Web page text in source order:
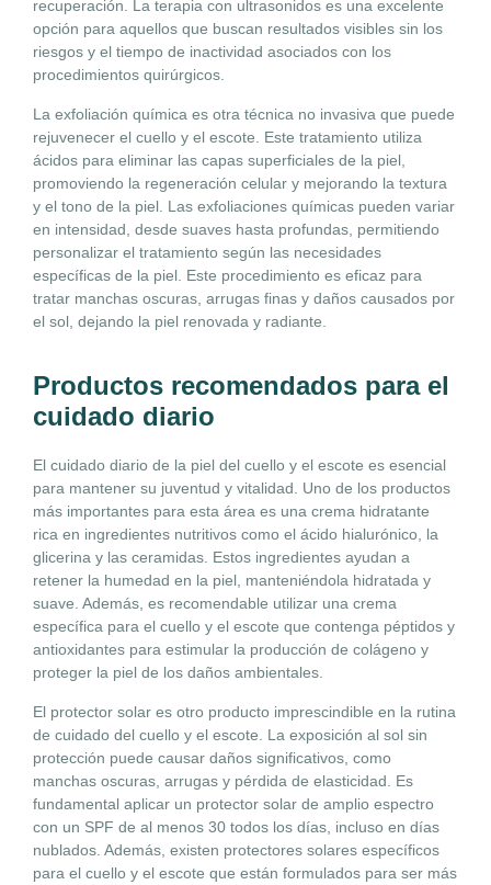
recuperación. La terapia con ultrasonidos es una excelente
opción para aquellos que buscan resultados visibles sin los
riesgos y el tiempo de inactividad asociados con los
procedimientos quirúrgicos.
La exfoliación química es otra técnica no invasiva que puede
rejuvenecer el cuello y el escote. Este tratamiento utiliza
ácidos para eliminar las capas superficiales de la piel,
promoviendo la regeneración celular y mejorando la textura
y el tono de la piel. Las exfoliaciones químicas pueden variar
en intensidad, desde suaves hasta profundas, permitiendo
personalizar el tratamiento según las necesidades
específicas de la piel. Este procedimiento es eficaz para
tratar manchas oscuras, arrugas finas y daños causados por
el sol, dejando la piel renovada y radiante.
Productos recomendados para el
cuidado diario
El cuidado diario de la piel del cuello y el escote es esencial
para mantener su juventud y vitalidad. Uno de los productos
más importantes para esta área es una crema hidratante
rica en ingredientes nutritivos como el ácido hialurónico, la
glicerina y las ceramidas. Estos ingredientes ayudan a
retener la humedad en la piel, manteniéndola hidratada y
suave. Además, es recomendable utilizar una crema
específica para el cuello y el escote que contenga péptidos y
antioxidantes para estimular la producción de colágeno y
proteger la piel de los daños ambientales.
El protector solar es otro producto imprescindible en la rutina
de cuidado del cuello y el escote. La exposición al sol sin
protección puede causar daños significativos, como
manchas oscuras, arrugas y pérdida de elasticidad. Es
fundamental aplicar un protector solar de amplio espectro
con un SPF de al menos 30 todos los días, incluso en días
nublados. Además, existen protectores solares específicos
para el cuello y el escote que están formulados para ser más